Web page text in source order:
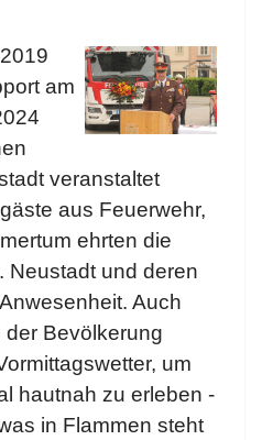
am
veranstaltet
aus Feuerwehr,
ehrten die
Neustadt und deren
Auch
Bevölkerung
um
hautnah zu erleben -
in Flammen steht